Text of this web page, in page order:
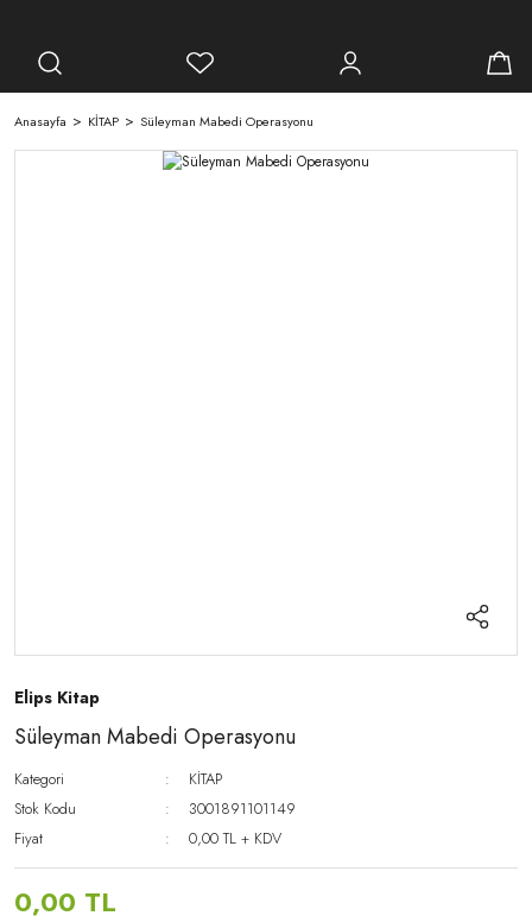
Anasayfa KİTAP Süleyman Mabedi Operasyonu
Elips Kitap
Süleyman Mabedi Operasyonu
Kategori
KİTAP
Stok Kodu
3001891101149
Fiyat
0,00 TL + KDV
0,00 TL